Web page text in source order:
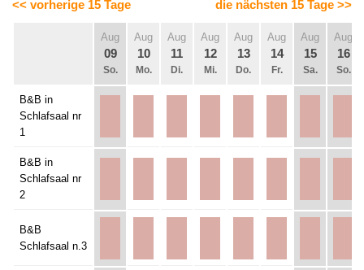
<< vorherige 15 Tage die nächsten 15 Tage >>
Aug
09
So.
Aug
10
Mo.
Aug
11
Di.
Aug
12
Mi.
Aug
13
Do.
Aug
14
Fr.
Aug
15
Sa.
Aug
16
So.
B&B in
Schlafsaal nr
1
B&B in
Schlafsaal nr
2
B&B
Schlafsaal n.3